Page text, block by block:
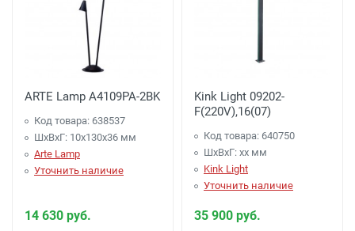
ARTE Lamp A4109PA-2BK
Код товара: 638537
ШхВхГ: 10x130x36 мм
Arte Lamp
Уточнить наличие
14 630 руб.
Kink Light 09202-
F(220V),16(07)
Код товара: 640750
ШхВхГ: xx мм
Kink Light
Уточнить наличие
35 900 руб.